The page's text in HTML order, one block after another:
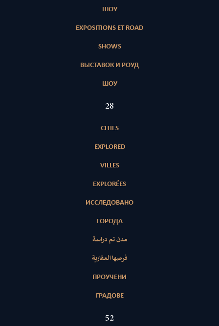
ШОУ
EXPOSITIONS ET ROAD
SHOWS
ВЫСТАВОК И РОУД
ШОУ
28
CITIES
EXPLORED
VILLES
EXPLORÉES
ИССЛЕДОВАНО
ГОРОДА
مدن تم دراسة
فرصها العقارية
ПРОУЧЕНИ
ГРАДОВЕ
52